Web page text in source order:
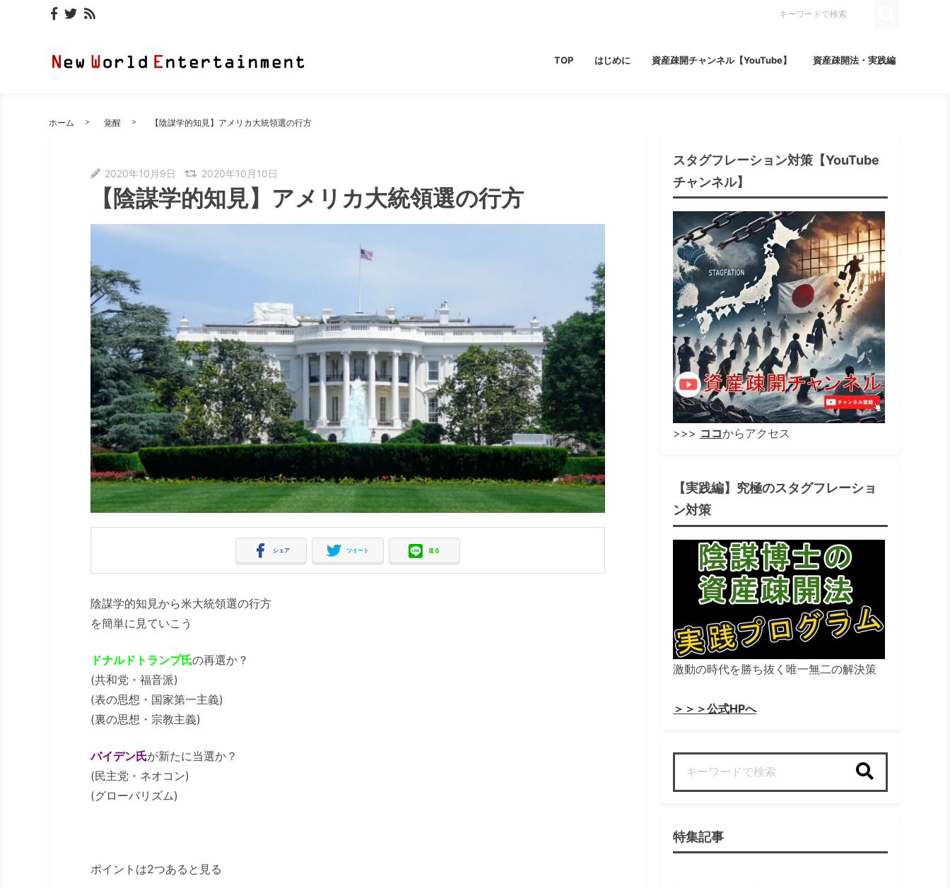
TOP はじめに 資産疎開チャンネル【YouTube】 資産疎開法・実践編
ホーム 覚醒 【陰謀学的知見】アメリカ大統領選の行方
2020年10月9日 2020年10月10日
【陰謀学的知見】アメリカ大統領選の行方
シェア ツイート 送る
陰謀学的知見から米大統領選の行方
を簡単に見ていこう
ドナルドトランプ氏の再選か？
(共和党・福音派)
(表の思想・国家第一主義)
(裏の思想・宗教主義)
バイデン氏が新たに当選か？
(民主党・ネオコン)
(グローバリズム)
ポイントは2つあると見る
スタグフレーション対策【YouTube
チャンネル】
>>> ココからアクセス
【実践編】究極のスタグフレーショ
ン対策
激動の時代を勝ち抜く唯一無二の解決策
＞＞＞公式HPへ
特集記事